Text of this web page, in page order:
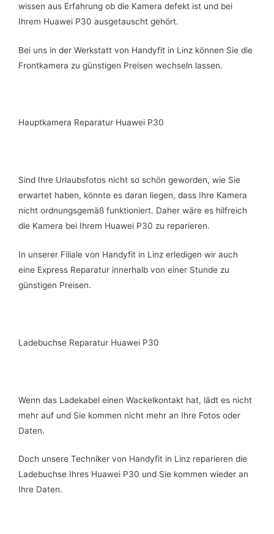
wissen aus Erfahrung ob die Kamera defekt ist und bei
Ihrem Huawei P30 ausgetauscht gehört.
Bei uns in der Werkstatt von Handyfit in Linz können Sie die
Frontkamera zu günstigen Preisen wechseln lassen.
Hauptkamera Reparatur Huawei P30
Sind Ihre Urlaubsfotos nicht so schön geworden, wie Sie
erwartet haben, könnte es daran liegen, dass Ihre Kamera
nicht ordnungsgemäß funktioniert. Daher wäre es hilfreich
die Kamera bei Ihrem Huawei P30 zu reparieren.
In unserer Filiale von Handyfit in Linz erledigen wir auch
eine Express Reparatur innerhalb von einer Stunde zu
günstigen Preisen.
Ladebuchse Reparatur Huawei P30
Wenn das Ladekabel einen Wackelkontakt hat, lädt es nicht
mehr auf und Sie kommen nicht mehr an Ihre Fotos oder
Daten.
Doch unsere Techniker von Handyfit in Linz reparieren die
Ladebuchse Ihres Huawei P30 und Sie kommen wieder an
Ihre Daten.